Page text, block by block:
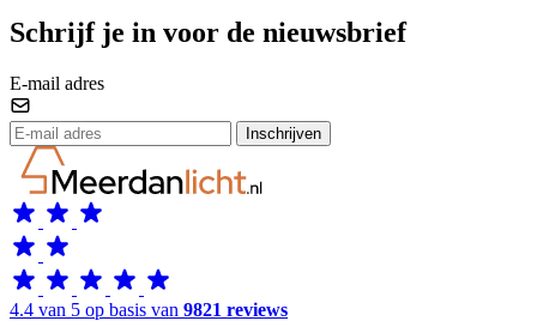
Schrijf je in voor de nieuwsbrief
E-mail adres
Inschrijven
4.4 van 5 op basis van 9821 reviews